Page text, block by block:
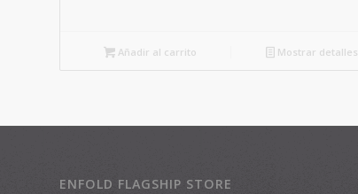
Añadir al carrito Mostrar detalles
ENFOLD FLAGSHIP STORE